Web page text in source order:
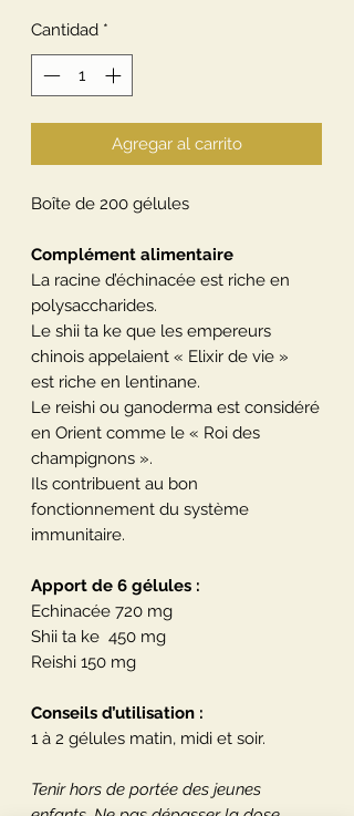
Cantidad *
Agregar al carrito
Boîte de 200 gélules
Complément alimentaire
La racine d’échinacée est riche en
polysaccharides.
Le shii ta ke que les empereurs
chinois appelaient « Elixir de vie »
est riche en lentinane.
Le reishi ou ganoderma est considéré
en Orient comme le « Roi des
champignons ».
Ils contribuent au bon
fonctionnement du système
immunitaire.
Apport de 6 gélules :
Echinacée 720 mg
Shii ta ke 450 mg
Reishi 150 mg
Conseils d’utilisation :
1 à 2 gélules matin, midi et soir.
Tenir hors de portée des jeunes